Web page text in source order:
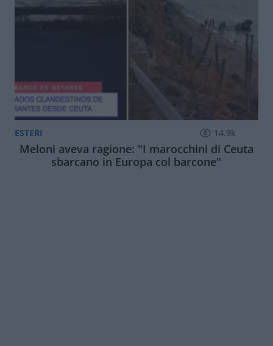
ESTERI 14.9k
Meloni aveva ragione: "I marocchini di Ceuta
sbarcano in Europa col barcone"